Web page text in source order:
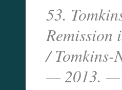
53.
/ Tomkins-
— 2013. —